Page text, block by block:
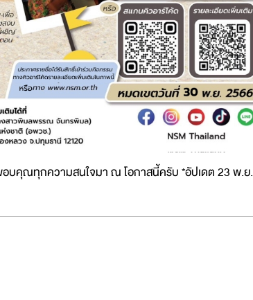
บคุณทุกความสนใจมา ณ โอกาสนี้ครับ *อัปเดต 23 พ.ย.